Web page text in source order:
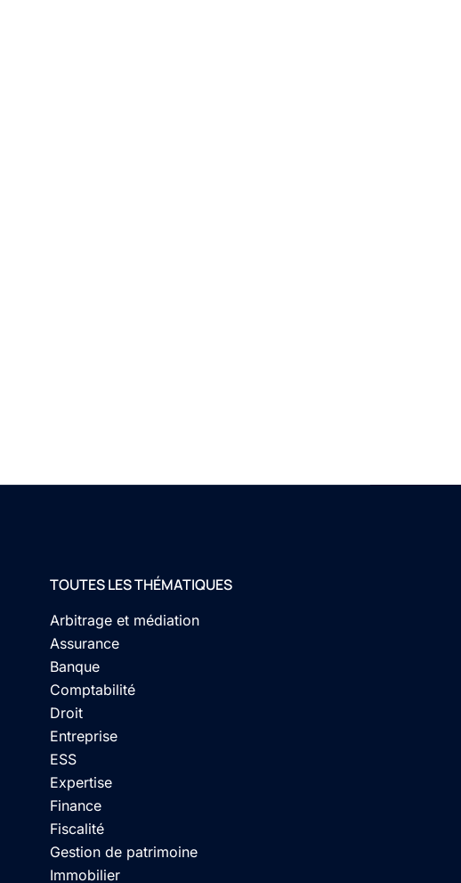
TOUTES LES THÉMATIQUES
Arbitrage et médiation
Assurance
Banque
Comptabilité
Droit
Entreprise
ESS
Expertise
Finance
Fiscalité
Gestion de patrimoine
Immobilier